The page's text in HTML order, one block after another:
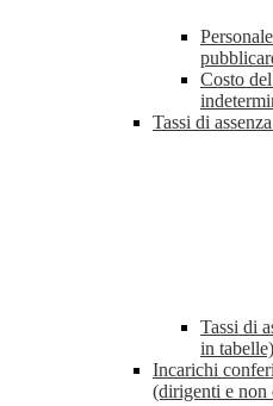
Costo
Tassi di assenza
Tassi di
in tabelle)
Incarichi
(dirigenti e non